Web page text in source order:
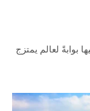
بوابةً لعالم يمتزج